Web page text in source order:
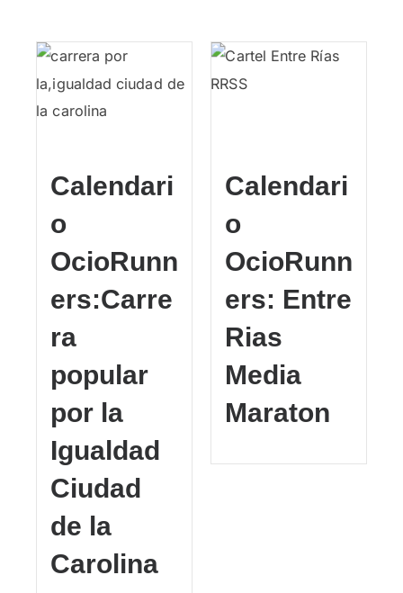
Calendari
o
OcioRunn
ers:Carre
ra
popular
por la
Igualdad
Ciudad
de la
Carolina
Calendari
o
OcioRunn
ers: Entre
Rias
Media
Maraton